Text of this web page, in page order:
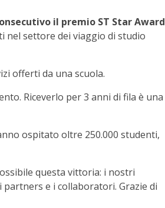
il premio ST Star Award
nel settore dei viaggio di studio
offerti da una scuola.
Riceverlo per 3 anni di fila è una
ospitato oltre 250.000 studenti,
questa vittoria: i nostri
e i collaboratori. Grazie di